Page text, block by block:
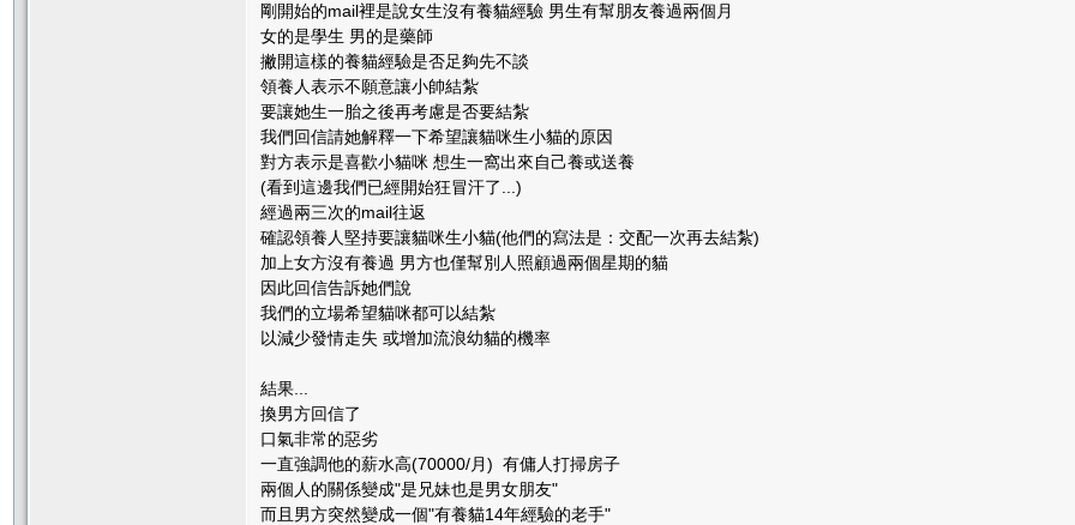
剛開始的mail裡是說女生沒有養貓經驗 男生有幫朋友養過兩個月
女的是學生 男的是藥師
撇開這樣的養貓經驗是否足夠先不談
領養人表示不願意讓小帥結紮
要讓她生一胎之後再考慮是否要結紮
我們回信請她解釋一下希望讓貓咪生小貓的原因
對方表示是喜歡小貓咪 想生一窩出來自己養或送養
(看到這邊我們已經開始狂冒汗了...)
經過兩三次的mail往返
確認領養人堅持要讓貓咪生小貓(他們的寫法是：交配一次再去結紮)
加上女方沒有養過 男方也僅幫別人照顧過兩個星期的貓
因此回信告訴她們說
我們的立場希望貓咪都可以結紮
以減少發情走失 或增加流浪幼貓的機率
結果...
換男方回信了
口氣非常的惡劣
一直強調他的薪水高(70000/月) 有傭人打掃房子
兩個人的關係變成"是兄妹也是男女朋友"
而且男方突然變成一個"有養貓14年經驗的老手"